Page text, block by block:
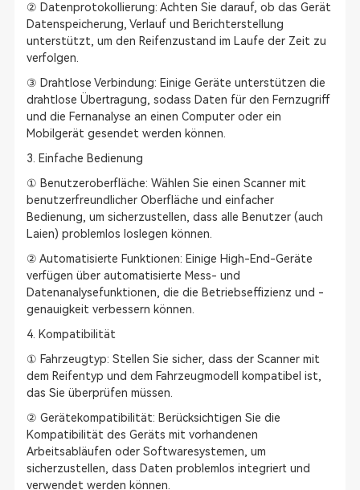
② Datenprotokollierung: Achten Sie darauf, ob das Gerät
Datenspeicherung, Verlauf und Berichterstellung
unterstützt, um den Reifenzustand im Laufe der Zeit zu
verfolgen.
③ Drahtlose Verbindung: Einige Geräte unterstützen die
drahtlose Übertragung, sodass Daten für den Fernzugriff
und die Fernanalyse an einen Computer oder ein
Mobilgerät gesendet werden können.
3. Einfache Bedienung
① Benutzeroberfläche: Wählen Sie einen Scanner mit
benutzerfreundlicher Oberfläche und einfacher
Bedienung, um sicherzustellen, dass alle Benutzer (auch
Laien) problemlos loslegen können.
② Automatisierte Funktionen: Einige High-End-Geräte
verfügen über automatisierte Mess- und
Datenanalysefunktionen, die die Betriebseffizienz und -
genauigkeit verbessern können.
4. Kompatibilität
① Fahrzeugtyp: Stellen Sie sicher, dass der Scanner mit
dem Reifentyp und dem Fahrzeugmodell kompatibel ist,
das Sie überprüfen müssen.
② Gerätekompatibilität: Berücksichtigen Sie die
Kompatibilität des Geräts mit vorhandenen
Arbeitsabläufen oder Softwaresystemen, um
sicherzustellen, dass Daten problemlos integriert und
verwendet werden können.